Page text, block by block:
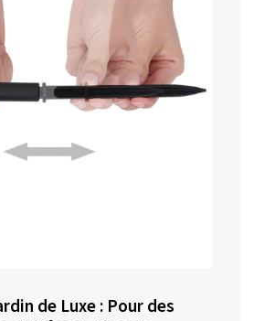
de Luxe : Pour des